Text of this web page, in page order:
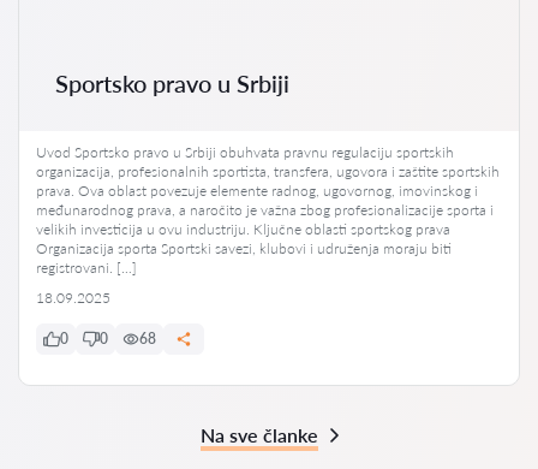
Sportsko pravo u Srbiji
Uvod Sportsko pravo u Srbiji obuhvata pravnu regulaciju sportskih
organizacija, profesionalnih sportista, transfera, ugovora i zaštite sportskih
prava. Ova oblast povezuje elemente radnog, ugovornog, imovinskog i
međunarodnog prava, a naročito je važna zbog profesionalizacije sporta i
velikih investicija u ovu industriju. Ključne oblasti sportskog prava
Organizacija sporta Sportski savezi, klubovi i udruženja moraju biti
registrovani. […]
18.09.2025
0 0 68
Na sve članke